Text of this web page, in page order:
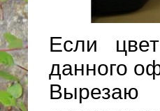
Если
данного